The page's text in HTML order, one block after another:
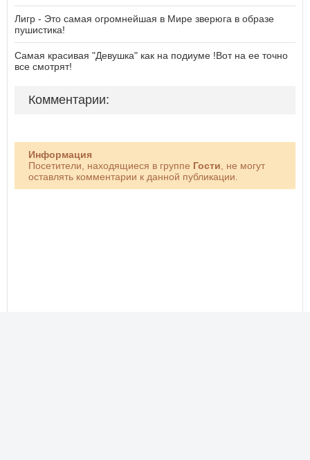
Лигр - Это самая огромнейшая в Мире зверюга в образе
пушистика!
Самая красивая "Девушка" как на подиуме !Вот на ее точно
все смотрят!
Комментарии:
Информация
Посетители, находящиеся в группе Гости , не могут
оставлять комментарии к данной публикации.